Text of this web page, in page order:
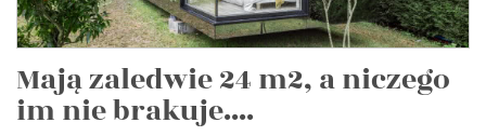
Mają zaledwie 24 m2, a niczego
im nie brakuje....